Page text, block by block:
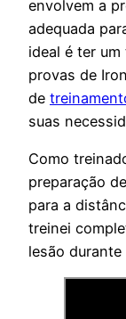
envolvem a
adequada
ideal é ter
provas de
de
suas
Como
preparação
para a
treinei
lesão